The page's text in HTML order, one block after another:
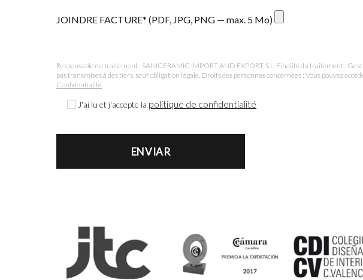
JOINDRE FACTURE* (PDF, JPG, PNG — max. 5 Mo)
Responsable du traitement : SANICERAMIC IMPORT AND EXPORT, S.L. Finalité du traitement :
pas transmises à des tiers, sauf obligation légale. Droits des personnes concernées : Vous pouvez
Confidentialité
J'ai lu et j'accepte la politique de confidentialité